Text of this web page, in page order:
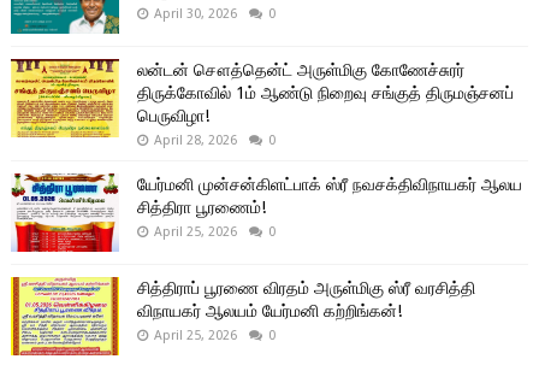
April 30, 2026 0
லன்டன் சௌத்தென்ட் அருள்மிகு கோணேச்சுரர்
திருக்கோவில் 1ம் ஆண்டு நிறைவு சங்குத் திருமஞ்சனப்
பெருவிழா!
April 28, 2026 0
யேர்மனி முன்சன்கிளட்பாக் ஸ்ரீ நவசக்திவிநாயகர் ஆலய
சித்திரா பூரணைம்!
April 25, 2026 0
சித்திராப் பூரணை விரதம் அருள்மிகு ஸ்ரீ வரசித்தி
விநாயகர் ஆலயம் யேர்மனி கற்றிங்கன்!
April 25, 2026 0